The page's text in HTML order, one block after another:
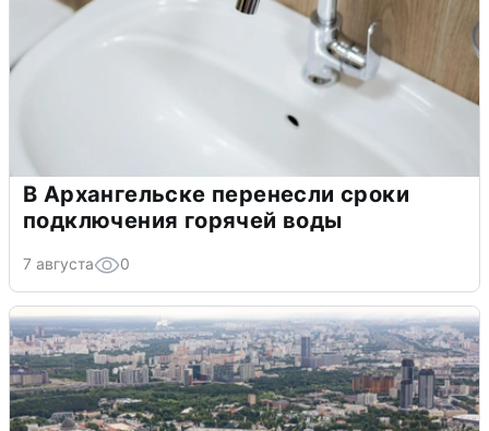
В Архангельске перенесли сроки
подключения горячей воды
7 августа 0